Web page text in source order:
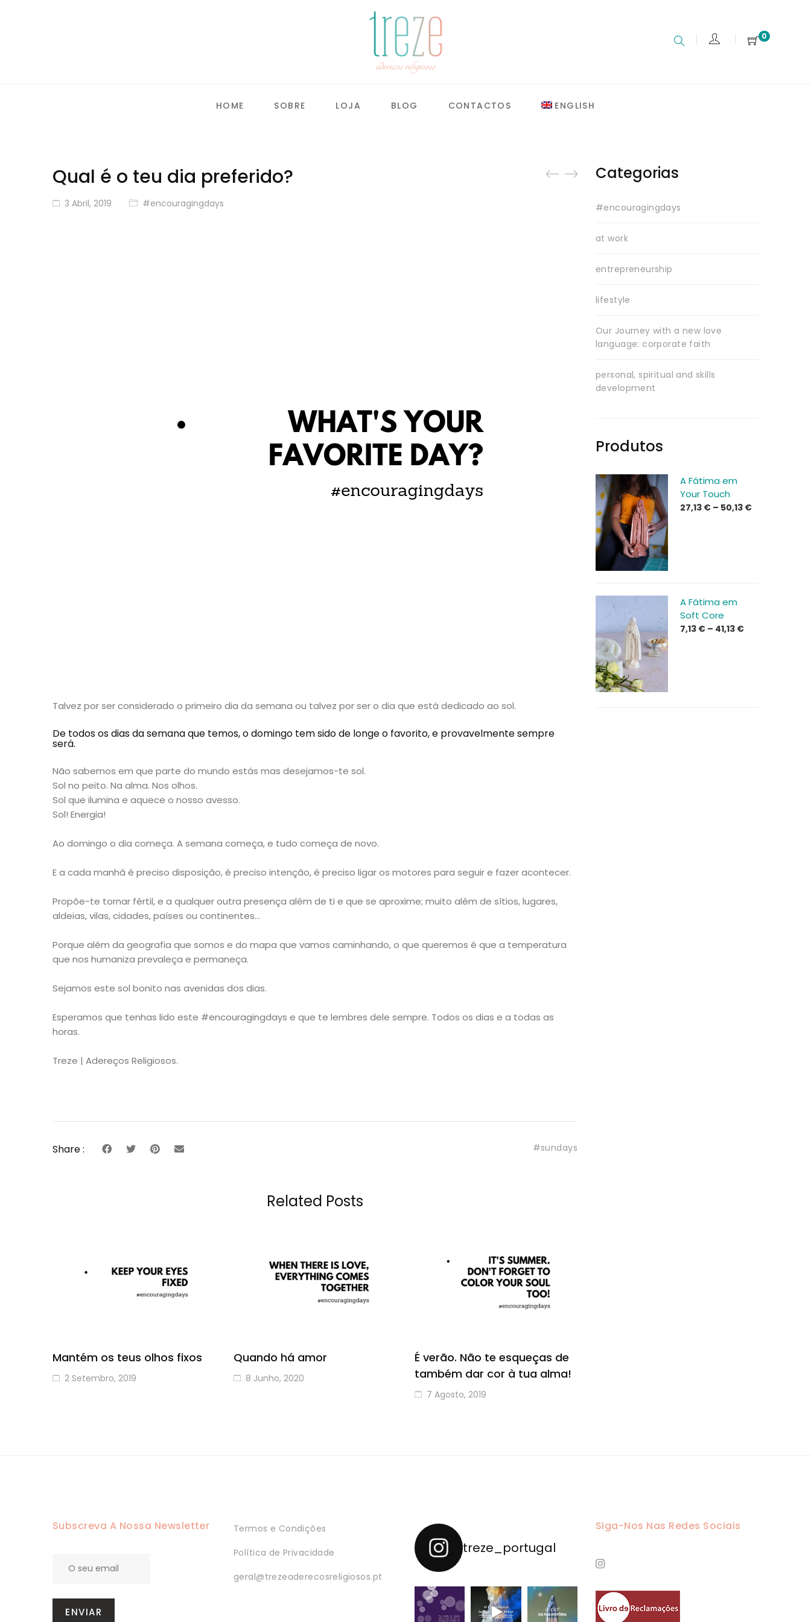
0
HOME SOBRE LOJA BLOG CONTACTOS ENGLISH
Qual é o teu dia preferido?
3 Abril, 2019 #encouragingdays
Talvez por ser considerado o primeiro dia da semana ou talvez por ser o dia que está dedicado ao sol.
De todos os dias da semana que temos, o domingo tem sido de longe o favorito, e provavelmente sempre
será.
Não sabemos em que parte do mundo estás mas desejamos-te sol.
Sol no peito. Na alma. Nos olhos.
Sol que ilumina e aquece o nosso avesso.
Sol! Energia!
Ao domingo o dia começa. A semana começa, e tudo começa de novo.
E a cada manhã é preciso disposição, é preciso intenção, é preciso ligar os motores para seguir e fazer acontecer.
Propõe-te tornar fértil, e a qualquer outra presença além de ti e que se aproxime; muito além de sítios, lugares,
aldeias, vilas, cidades, países ou continentes…
Porque além da geografia que somos e do mapa que vamos caminhando, o que queremos é que a temperatura
que nos humaniza prevaleça e permaneça.
Sejamos este sol bonito nas avenidas dos dias.
Esperamos que tenhas lido este #encouragingdays e que te lembres dele sempre. Todos os dias e a todas as
horas.
Treze | Adereços Religiosos.
Share : #sundays
Related Posts
Mantém os teus olhos fixos
2 Setembro, 2019
Quando há amor
8 Junho, 2020
É verão. Não te esqueças de
também dar cor à tua alma!
7 Agosto, 2019
Categorias
#encouragingdays
at work
entrepreneurship
lifestyle
Our Journey with a new love
language: corporate faith
personal, spiritual and skills
development
Produtos
A Fátima em
Your Touch
27,13 € – 50,13 €Price
A Fátima em
Soft Core
7,13 € – 41,13 €Price
Subscreva A Nossa Newsletter
Termos e Condições
Política de Privacidade
geral@trezeaderecosreligiosos.pt
treze_portugal
Siga-Nos Nas Redes Sociais